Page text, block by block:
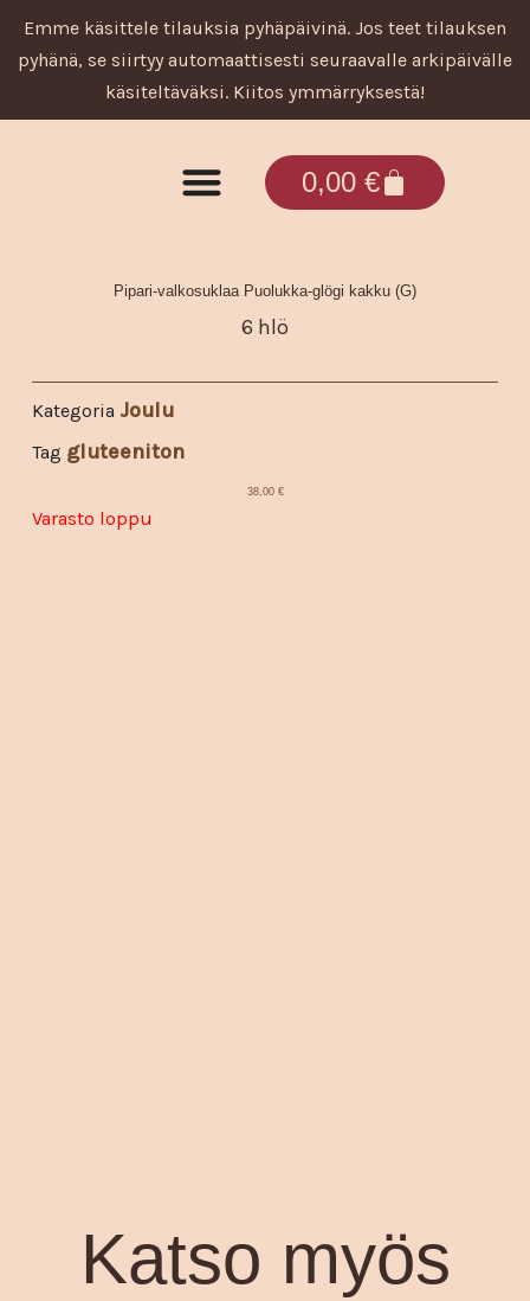
Emme käsittele tilauksia pyhäpäivinä. Jos teet tilauksen
pyhänä, se siirtyy automaattisesti seuraavalle arkipäivälle
käsiteltäväksi. Kiitos ymmärryksestä!
0,00 €Cart
Pipari-valkosuklaa Puolukka-glögi kakku (G)
6 hlö
Kategoria Joulu
Tag gluteeniton
38,00 €
Varasto loppu
Katso myös